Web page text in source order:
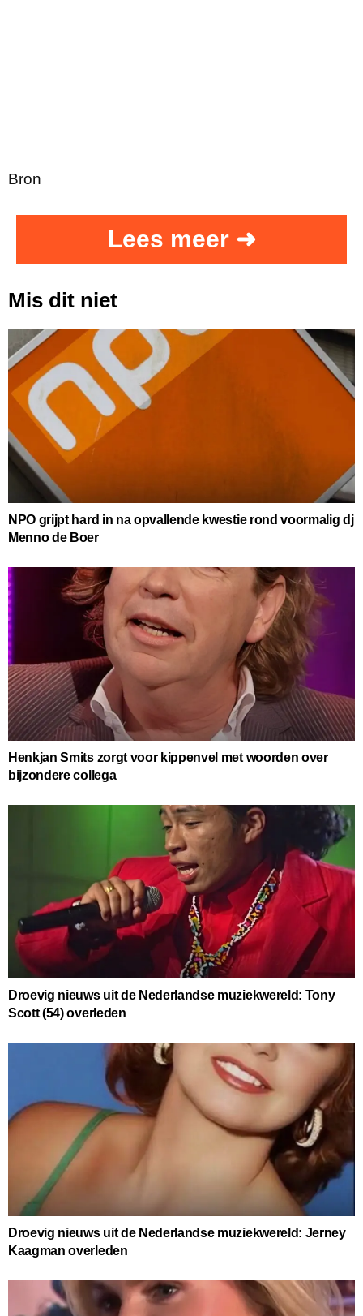
Bron
Lees meer ➜
Mis dit niet
NPO grijpt hard in na opvallende kwestie rond voormalig dj
Menno de Boer
Henkjan Smits zorgt voor kippenvel met woorden over
bijzondere collega
Droevig nieuws uit de Nederlandse muziekwereld: Tony
Scott (54) overleden
Droevig nieuws uit de Nederlandse muziekwereld: Jerney
Kaagman overleden